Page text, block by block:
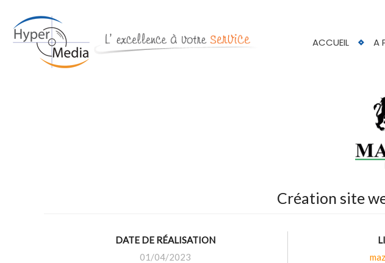
ACCUEIL A
Création site
DATE DE RÉALISATION
01/04/2023